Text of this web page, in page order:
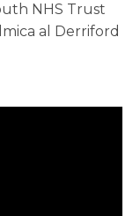
NHS Trust
al Derriford